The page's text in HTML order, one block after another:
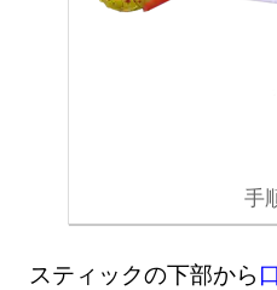
手
スティックの下部から